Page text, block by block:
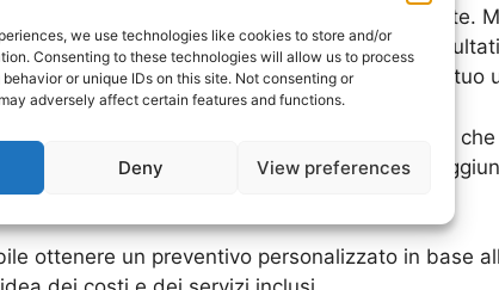
we use technologies like cookies to store and/or
Consenting to these technologies will allow us to process
or unique IDs on this site. Not consenting or
adversely affect certain features and functions.
Deny View preferences
un ambiente di lavoro pulito e accogliente.
molteplici: risparmio di tempo e fatica,
il servizio in base alle esigenze del tuo
Oltre alla pulizia generale degli ambienti,
dei rifiuti, è possibile richiedere servizi
ottenere un preventivo personalizzato in base